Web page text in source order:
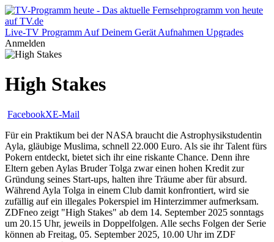
Live-TV Programm Auf Deinem Gerät Aufnahmen Upgrades
Anmelden
High Stakes
FacebookXE-Mail
Für ein Praktikum bei der NASA braucht die Astrophysikstudentin
Ayla, gläubige Muslima, schnell 22.000 Euro. Als sie ihr Talent fürs
Pokern entdeckt, bietet sich ihr eine riskante Chance. Denn ihre
Eltern geben Aylas Bruder Tolga zwar einen hohen Kredit zur
Gründung seines Start-ups, halten ihre Träume aber für absurd.
Während Ayla Tolga in einem Club damit konfrontiert, wird sie
zufällig auf ein illegales Pokerspiel im Hinterzimmer aufmerksam.
ZDFneo zeigt "High Stakes" ab dem 14. September 2025 sonntags
um 20.15 Uhr, jeweils in Doppelfolgen. Alle sechs Folgen der Serie
können ab Freitag, 05. September 2025, 10.00 Uhr im ZDF